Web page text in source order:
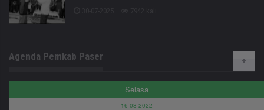
Agenda Pemkab Paser
Selasa
16-08-2022